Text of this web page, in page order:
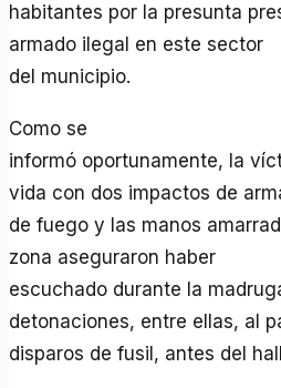
habitantes por la presunta
armado ilegal en este sector
del municipio.
Como se
informó oportunamente, la
vida con dos impactos de
de fuego y las manos
zona aseguraron haber
escuchado durante la
detonaciones, entre ellas, al
disparos de fusil, antes del